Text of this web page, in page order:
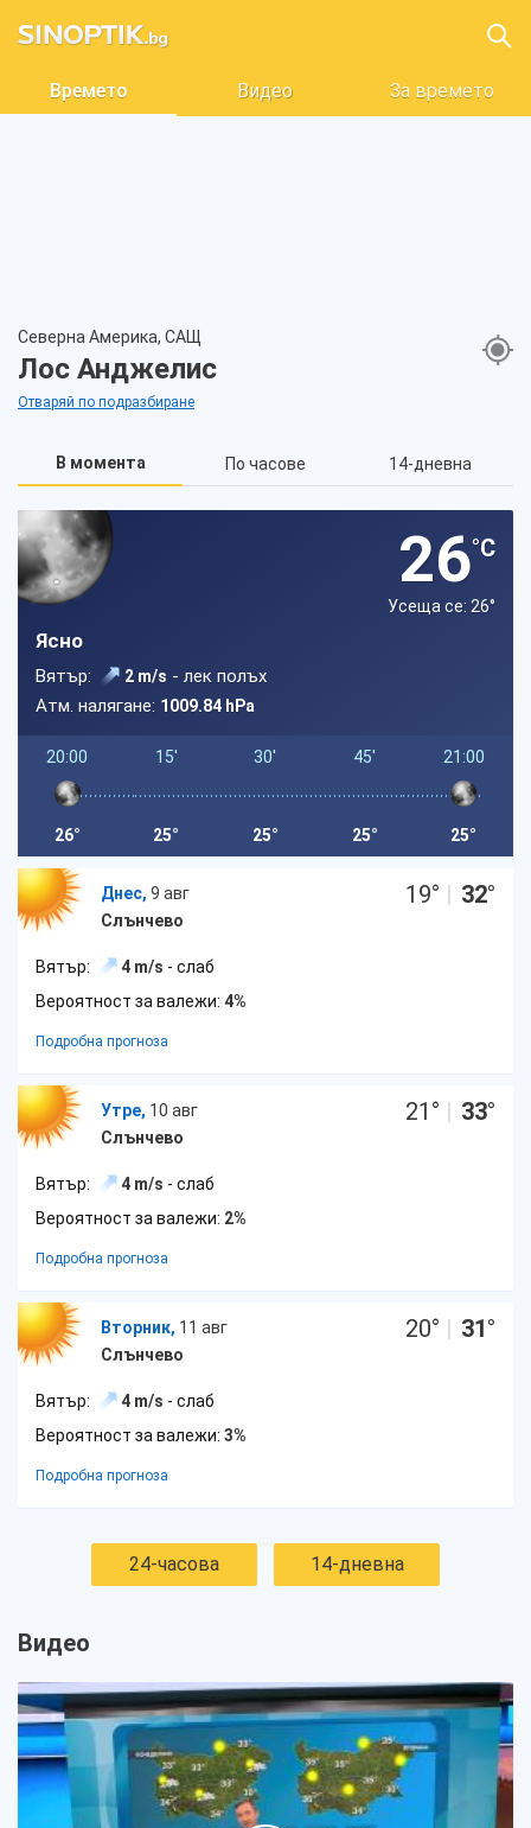
Времето Видео За времето
Северна Америка, САЩ
Лос Анджелис
Отваряй по подразбиране
В момента По часове 14-дневна
26°C
Усеща се: 26°
Ясно
Вятър: 2 m/s - лек полъх
Атм. налягане: 1009.84 hPa
20:00
26°
15'
25°
30'
25°
45'
25°
21:00
25°
Днес, 9 авг
Слънчево
19° | 32°
Вятър: 4 m/s - слаб
Вероятност за валежи: 4%
Подробна прогноза
Утре, 10 авг
Слънчево
21 ° | 33°
Вятър: 4 m/s - слаб
Вероятност за валежи: 2%
Подробна прогноза
Вторник, 11 авг
Слънчево
20° | 31°
Вятър: 4 m/s - слаб
Вероятност за валежи: 3%
Подробна прогноза
24-часова 14-дневна
Видео